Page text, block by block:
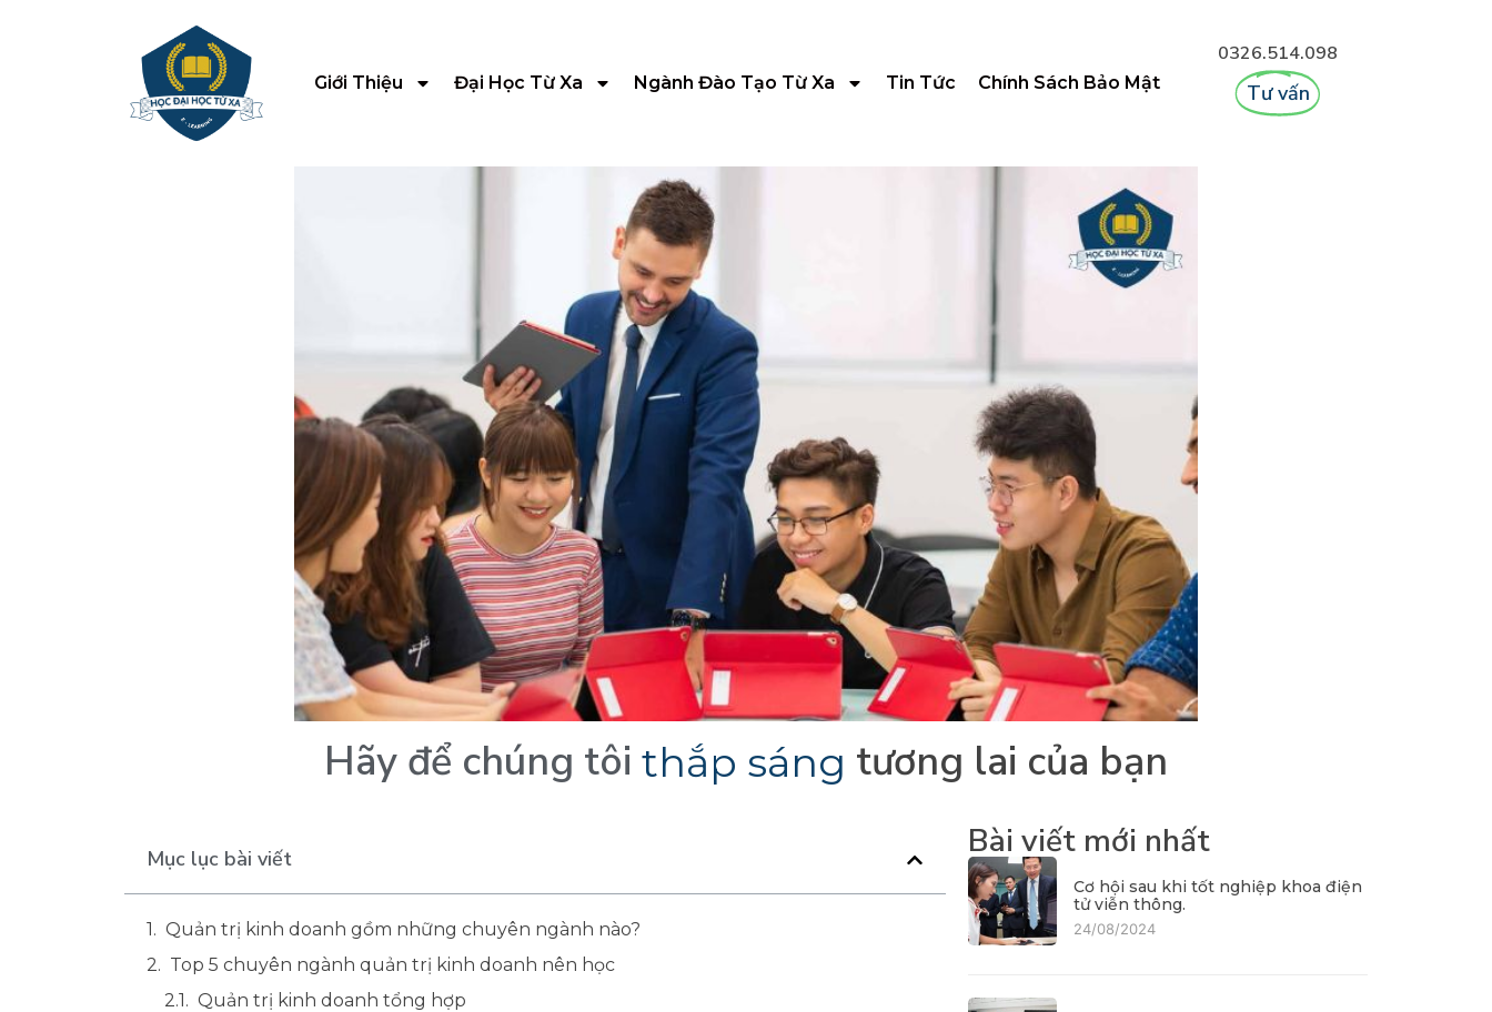
Giới Thiệu Đại Học Từ Xa Ngành Đào Tạo Từ Xa Tin Tức Chính Sách Bảo Mật
0326.514.098
Tư vấn
Hãy để chúng tôi thắp sáng tương lai của bạn
Mục lục bài viết
Quản trị kinh doanh gồm những chuyên ngành nào?
Top 5 chuyên ngành quản trị kinh doanh nên học
Quản trị kinh doanh tổng hợp
Bài viết mới nhất
Cơ hội sau khi tốt nghiệp khoa điện
tử viễn thông.
24/08/2024